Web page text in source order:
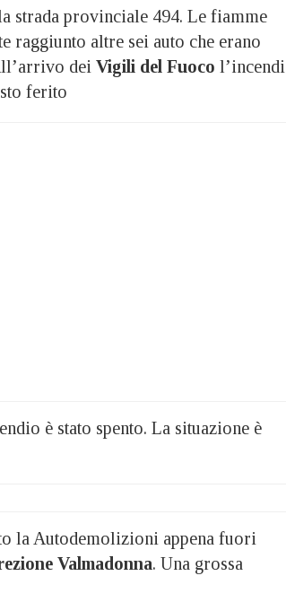
strada provinciale 494. Le fiamme
raggiunto altre sei auto che erano
dei Vigili del Fuoco
ferito
è stato spento. La situazione è
la Autodemolizioni appena fuori
Valmadonna. Una grossa